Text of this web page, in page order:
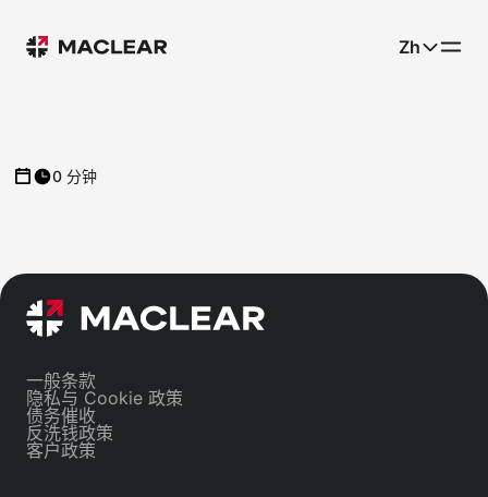
Zh
0 分钟
一般条款
隐私与 Cookie 政策
债务催收
反洗钱政策
客户政策